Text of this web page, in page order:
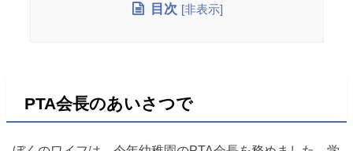
目次 [非表示]
PTA会長のあいさつで